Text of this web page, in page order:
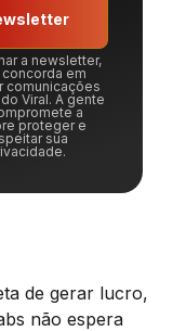
a newsletter,
em
comunicações
Viral. A gente
a
proteger e
sua
de gerar lucro,
não espera